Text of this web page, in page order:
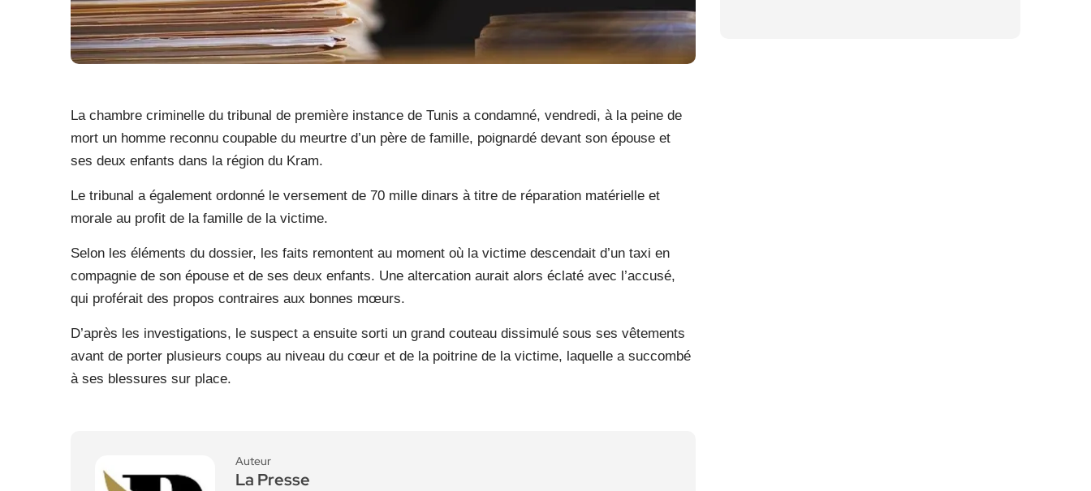
La chambre criminelle du tribunal de première instance de Tunis a condamné, vendredi, à la peine de
mort un homme reconnu coupable du meurtre d’un père de famille, poignardé devant son épouse et
ses deux enfants dans la région du Kram.
Le tribunal a également ordonné le versement de 70 mille dinars à titre de réparation matérielle et
morale au profit de la famille de la victime.
Selon les éléments du dossier, les faits remontent au moment où la victime descendait d’un taxi en
compagnie de son épouse et de ses deux enfants. Une altercation aurait alors éclaté avec l’accusé,
qui proférait des propos contraires aux bonnes mœurs.
D’après les investigations, le suspect a ensuite sorti un grand couteau dissimulé sous ses vêtements
avant de porter plusieurs coups au niveau du cœur et de la poitrine de la victime, laquelle a succombé
à ses blessures sur place.
Auteur
La Presse